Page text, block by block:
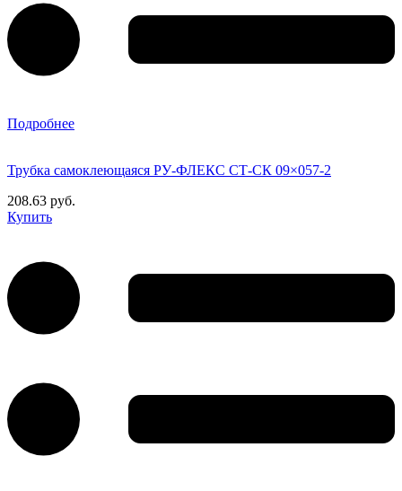
Подробнее
Трубка самоклеющаяся РУ-ФЛЕКС СТ-СК 09×057-2
208.63 руб.
Купить